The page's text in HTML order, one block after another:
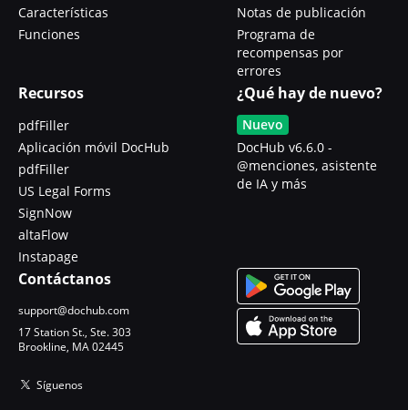
Características
Funciones
Notas de publicación
Programa de
recompensas por
errores
Recursos
pdfFiller
Aplicación móvil DocHub
pdfFiller
US Legal Forms
SignNow
altaFlow
Instapage
¿Qué hay de nuevo?
Nuevo
DocHub v6.6.0 -
@menciones, asistente
de IA y más
Contáctanos
support@dochub.com
17 Station St., Ste. 303
Brookline, MA 02445
Síguenos